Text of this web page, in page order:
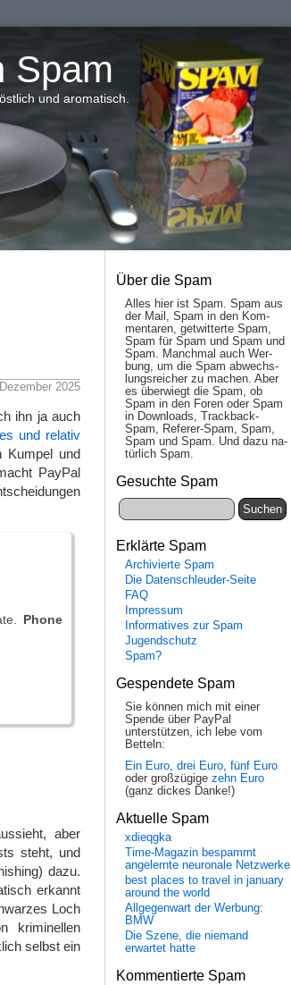
Spam
und aromatisch.
2025
ihn ja auch
und relativ
Kumpel und
PayPal
Phone
aber
steht, und
dazu.
erkannt
Loch
kriminellen
selbst ein
Über die Spam
Alles hier ist Spam. Spam aus
der Mail, Spam in den Kom­
men­taren, ge­twit­ter­te Spam,
Spam für Spam und Spam und
Spam. Manch­mal auch Wer­
bung, um die Spam ab­wechs­
lungs­reich­er zu mach­en. Aber
es über­wiegt die Spam, ob
Spam in den Fo­ren oder Spam
in Down­loads, Track­back-
Spam, Re­fe­rer-Spam, Spam,
Spam und Spam. Und da­zu na­
tür­lich Spam.
Gesuchte Spam
Erklärte Spam
Archivierte Spam
Die Datenschleuder-Seite
FAQ
Impressum
Informatives zur Spam
Jugendschutz
Spam?
Gespendete Spam
Sie können mich mit einer
Spende über PayPal
unterstützen, ich lebe vom
Betteln:
Ein Euro, drei Euro, fünf Euro
oder großzügige zehn Euro
(ganz dickes Danke!)
Aktuelle Spam
xdieqgka
Time-Magazin bespammt
angelernte neuronale Netzwerke
best places to travel in january
around the world
Allgegenwart der Werbung:
BMW
Die Szene, die niemand
erwartet hatte
Kommentierte Spam